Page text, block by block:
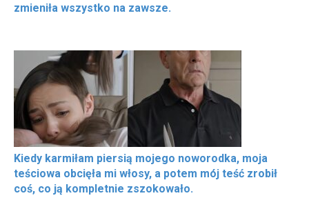
zmieniła wszystko na zawsze.
Kiedy karmiłam piersią mojego noworodka, moja
teściowa obcięła mi włosy, a potem mój teść zrobił
coś, co ją kompletnie zszokowało.